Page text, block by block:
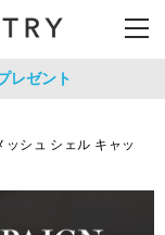
レゼント
シュ シェル キャッ